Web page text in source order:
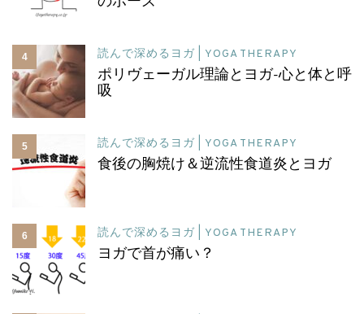
4 読んで深めるヨガ | YOGA THERAPY
ポリヴェーガル理論とヨガ-心と体と呼
吸
5 読んで深めるヨガ | YOGA THERAPY
食後の胸焼け＆逆流性食道炎とヨガ
6 読んで深めるヨガ | YOGA THERAPY
ヨガで首が痛い？